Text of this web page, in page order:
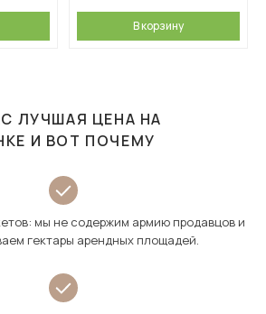
В корзину
ЛУЧШАЯ ЦЕНА НА
И ВОТ ПОЧЕМУ
мы не содержим армию продавцов и
гектары арендных площадей.